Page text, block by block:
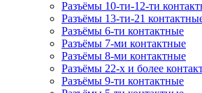
Разъёмы 10-ти-12-ти
Разъёмы 13-ти-21
Разъёмы 6-ти контактные
Разъёмы 7-ми контактные
Разъёмы 8-ми контактные
Разъёмы 22-х и более
Разъёмы 9-ти контактные